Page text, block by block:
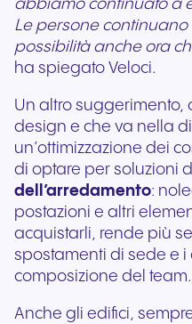
abbiamo continuato a
Le persone
possibilità anche ora
ha spiegato Veloci.
Un altro suggerimento,
design e che va nella
un’ottimizzazione dei
di optare per soluzioni
dell’arredamento:
postazioni e altri
acquistarli, rende più
spostamenti di sede e
composizione del team.
Anche gli edifici,